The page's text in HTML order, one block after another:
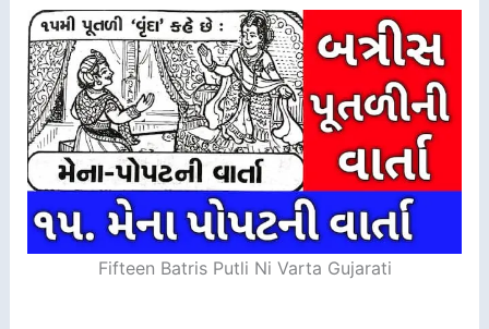
Fifteen Batris Putli Ni Varta Gujarati